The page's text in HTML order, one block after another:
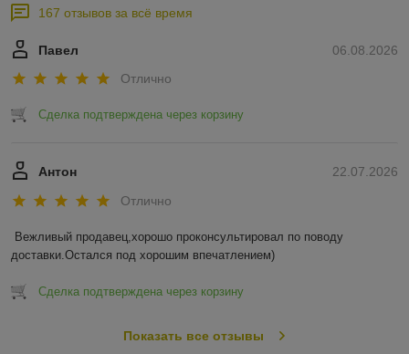
167 отзывов за всё время
06.08.2026
Павел
Отлично
Сделка подтверждена через корзину
22.07.2026
Антон
Отлично
Вежливый продавец,хорошо проконсультировал по поводу
доставки.Остался под хорошим впечатлением)
Сделка подтверждена через корзину
Показать все отзывы